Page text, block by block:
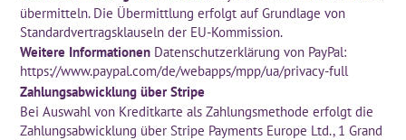
übermitteln. Die Übermittlung erfolgt auf Grundlage von
Standardvertragsklauseln der EU-Kommission.
Weitere Informationen Datenschutzerklärung von PayPal:
https://www.paypal.com/de/webapps/mpp/ua/privacy-full
Zahlungsabwicklung über Stripe
Bei Auswahl von Kreditkarte als Zahlungsmethode erfolgt die
Zahlungsabwicklung über Stripe Payments Europe Ltd., 1 Grand